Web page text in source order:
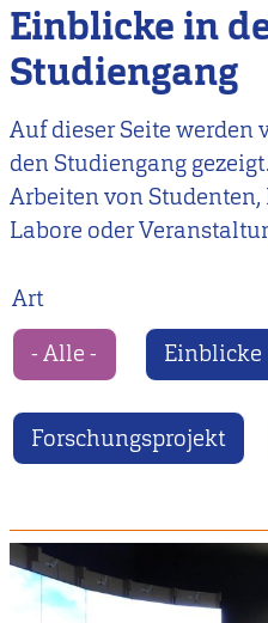
Einblicke in
Studiengang
Auf dieser Seite werden
den Studiengang
Arbeiten von
Labore oder
Art
- Alle -
Einblicke
Forschungsprojekt